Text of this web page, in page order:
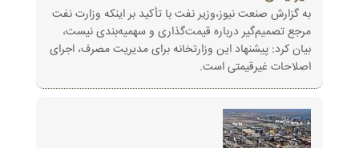
به گزارش صنعت نیوز،وزیر نفت با تأکید بر اینکه وزارت نفت
مرجع تصمیم‌گیر درباره قیمت‌گذاری و سهمیه‌بندی نیست،
بیان کرد: پیشنهاد این وزارتخانه برای مدیریت مصرف، اجرای
اصلاحات غیرقیمتی است.